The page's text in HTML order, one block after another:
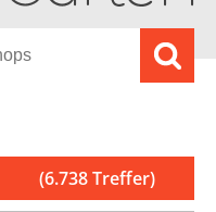
(6.738 Treffer)